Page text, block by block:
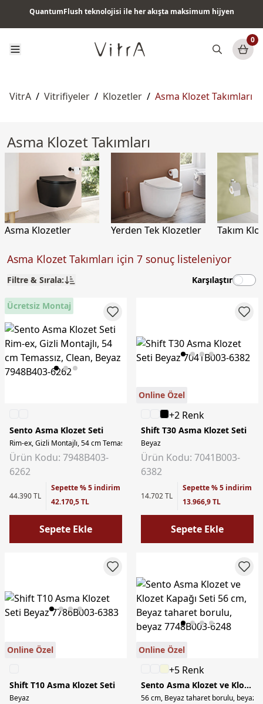
QuantumFlush teknolojisi ile her akışta maksimum hijyen
0
VitrA / Vitrifiyeler / Klozetler / Asma Klozet Takımları
Asma Klozet Takımları
Asma Klozetler Yerden Tek Klozetler Takım
Asma Klozet Takımları için 7 sonuç listeleniyor
Filtre & Sırala: Karşılaştır
Ücretsiz Montaj
Sento Asma Klozet Seti
Rim-ex, Gizli Montajlı, 54 cm Temassız, Clean, Beyaz
Ürün Kodu: 7948B403-
6262
44.390 TL
Sepette % 5 indirim
42.170,5 TL
Sepete Ekle
Online Özel
+2 Renk
Shift T30 Asma Klozet Seti
Beyaz
Ürün Kodu: 7041B003-
6382
14.702 TL
Sepette % 5 indirim
13.966,9 TL
Sepete Ekle
Online Özel
Shift T10 Asma Klozet Seti
Beyaz
Online Özel
+5 Renk
Sento Asma Klozet ve Klozet Kapağı Seti
56 cm, Beyaz taharet borulu, beyaz